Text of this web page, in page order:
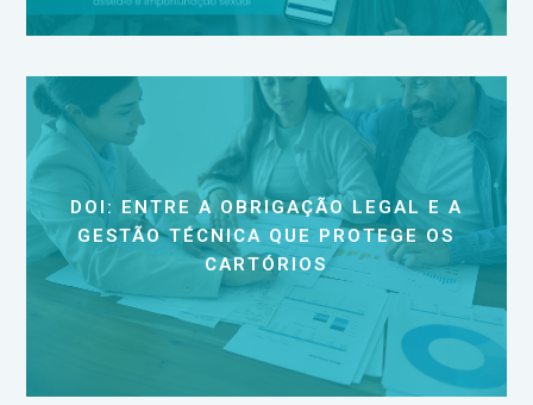
DOI: ENTRE A OBRIGAÇÃO LEGAL E A
GESTÃO TÉCNICA QUE PROTEGE OS
CARTÓRIOS